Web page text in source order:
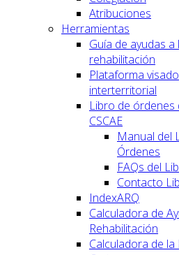
Atribuciones
Herramientas
Guía de ayudas a
rehabilitación
Plataforma visado
interterritorial
Libro de órdenes
CSCAE
Manual del
Órdenes
FAQs del
Contacto
IndexARQ
Calculadora de
Rehabilitación
Calculadora de la